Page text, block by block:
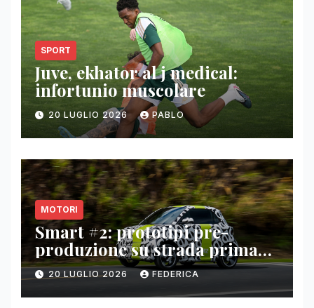
SPORT
Juve, ekhator al j medical:
infortunio muscolare
20 LUGLIO 2026 PABLO
MOTORI
Smart #2: prototipi pre-
produzione su strada prima
del paris motor show 2026
20 LUGLIO 2026 FEDERICA